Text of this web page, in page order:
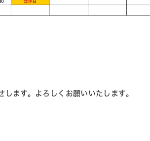
ます。よろしくお願いいたします。